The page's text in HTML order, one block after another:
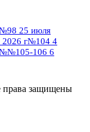
3 августа
августа
2012 г
25 июля
г№104 4
106 6
права защищены